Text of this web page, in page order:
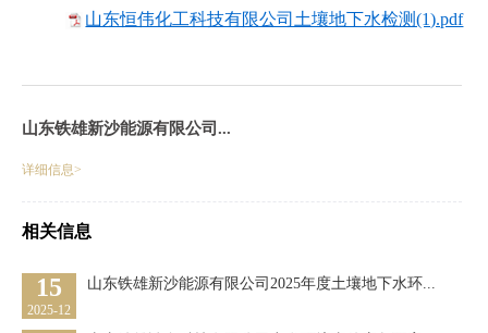
山东恒伟化工科技有限公司土壤地下水检测(1).pdf
山东铁雄新沙能源有限公司...
详细信息>
相关信息
15
2025-12
山东铁雄新沙能源有限公司2025年度土壤地下水环...